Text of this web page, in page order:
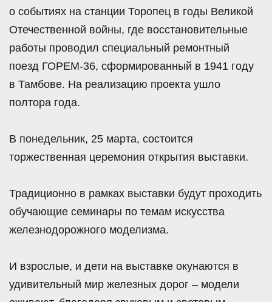
о событиях на станции Торопец в годы Великой
Отечественной войны, где восстановительные
работы проводил специальный ремонтный
поезд ГОРЕМ-36, сформированный в 1941 году
в Тамбове. На реализацию проекта ушло
полтора года.
В понедельник, 25 марта, состоится
торжественная церемония открытия выставки.
Традиционно в рамках выставки будут проходить
обучающие семинары по темам искусства
железнодорожного моделизма.
И взрослые, и дети на выставке окунаются в
удивительный мир железных дорог – модели